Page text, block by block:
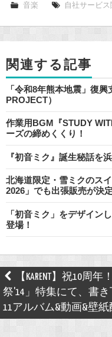
k
音楽 自社サービス
関連する記事
「令和8年熊本地震」復
PROJECT）
作業用BGM『STUDY
ーズの締めくくり！
『初音ミク』誕生秘話を
北海道限定・雪ミクのス
2026」でも出張販売が決定
「初音ミク」をデザイン
登場！
Post
navigation
【KARENT】祝10周年
祭'14」特集にて、書
11アルバム&動画&壁紙